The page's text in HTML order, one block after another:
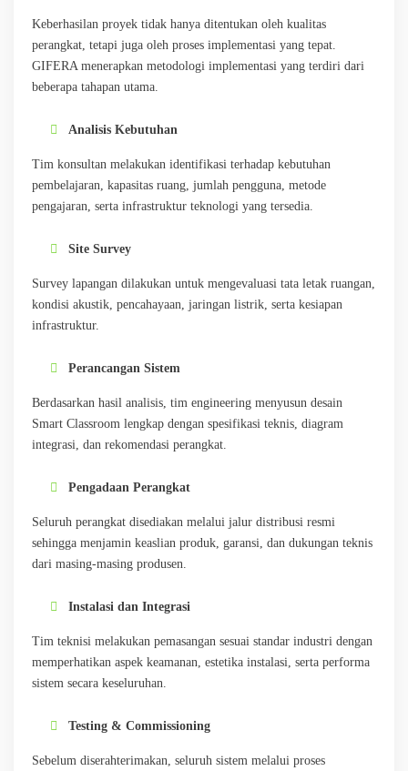
Keberhasilan proyek tidak hanya ditentukan oleh kualitas
perangkat, tetapi juga oleh proses implementasi yang tepat.
GIFERA menerapkan metodologi implementasi yang terdiri dari
beberapa tahapan utama.
Analisis Kebutuhan
Tim konsultan melakukan identifikasi terhadap kebutuhan
pembelajaran, kapasitas ruang, jumlah pengguna, metode
pengajaran, serta infrastruktur teknologi yang tersedia.
Site Survey
Survey lapangan dilakukan untuk mengevaluasi tata letak ruangan,
kondisi akustik, pencahayaan, jaringan listrik, serta kesiapan
infrastruktur.
Perancangan Sistem
Berdasarkan hasil analisis, tim engineering menyusun desain
Smart Classroom lengkap dengan spesifikasi teknis, diagram
integrasi, dan rekomendasi perangkat.
Pengadaan Perangkat
Seluruh perangkat disediakan melalui jalur distribusi resmi
sehingga menjamin keaslian produk, garansi, dan dukungan teknis
dari masing-masing produsen.
Instalasi dan Integrasi
Tim teknisi melakukan pemasangan sesuai standar industri dengan
memperhatikan aspek keamanan, estetika instalasi, serta performa
sistem secara keseluruhan.
Testing & Commissioning
Sebelum diserahterimakan, seluruh sistem melalui proses